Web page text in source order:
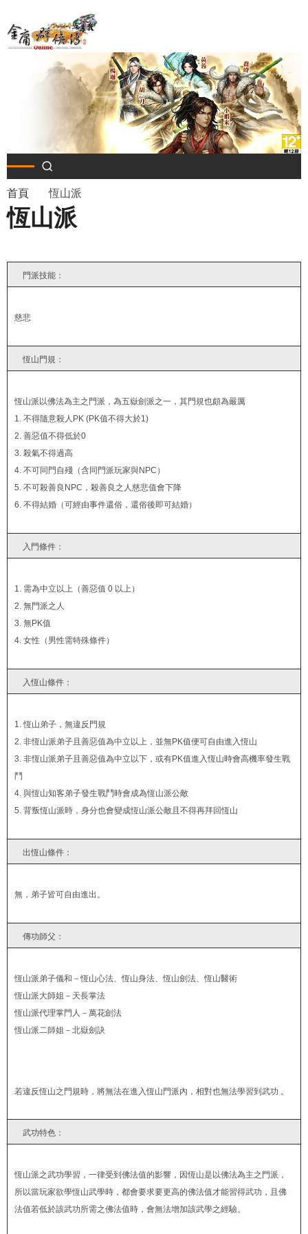
至
導
航
結
首頁 恆山派
恆山派
門派技能：
慈悲
恆山門規：
恆山派以佛法為主之門派，為五嶽劍派之一，其門規也頗為嚴厲
1. 不得隨意殺人PK (PK值不得大於1)
2. 善惡值不得低於0
3. 殺氣不得過高
4. 不可同門自殘（含同門派玩家與NPC）
5. 不可殺善良NPC，殺善良之人慈悲值會下降
6. 不得結婚（可經由事件還俗，還俗後即可結婚）
入門條件：
1. 需為中立以上（善惡值 0 以上）
2. 無門派之人
3. 無PK值
4. 女性（男性需特殊條件）
入恆山條件：
1. 恆山弟子，無違反門規
2. 非恆山派弟子且善惡值為中立以上，並無PK值便可自由進入恆山
3. 非恆山派弟子且善惡值為中立以下，或有PK值進入恆山時會高機率發生戰
鬥
4. 與恆山知客弟子發生戰鬥時會成為恆山派公敵
5. 背叛恆山派時，身分也會變成恆山派公敵且不得再拜回恆山
出恆山條件：
無，弟子皆可自由進出。
傳功師父：
恆山派弟子儀和－恆山心法、恆山身法、恆山劍法、恆山醫術
恆山派大師姐－天長掌法
恆山派代理掌門人－萬花劍法
恆山派二師姐－北嶽劍訣
若違反恆山之門規時，將無法在進入恆山門派內，相對也無法學習到武功 。
武功特色：
恆山派之武功學習，一律受到佛法值的影響，因恆山是以佛法為主之門派，
所以當玩家欲學恆山武學時，都會要求要更高的佛法值才能習得武功，且佛
法值若低於該武功所需之佛法值時，會無法增加該武學之經驗。